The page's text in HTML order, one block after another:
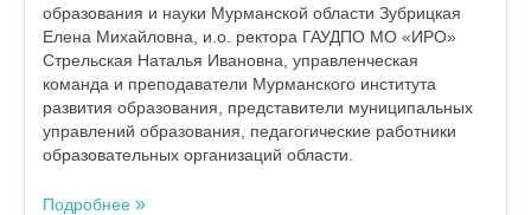
образования и науки Мурманской области Зубрицкая
Елена Михайловна, и.о. ректора ГАУДПО МО «ИРО»
Стрельская Наталья Ивановна, управленческая
команда и преподаватели Мурманского института
развития образования, представители муниципальных
управлений образования, педагогические работники
образовательных организаций области.
Подробнее